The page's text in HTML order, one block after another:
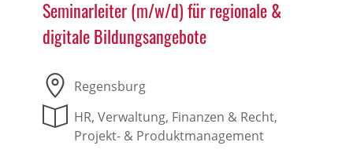
Seminarleiter (m/w/d) für regionale &
digitale Bildungsangebote
Regensburg
HR, Verwaltung, Finanzen & Recht,
Projekt- & Produktmanagement